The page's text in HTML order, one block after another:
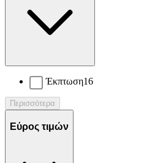
Έκπτωση16
Περισσότερα
Εύρος τιμών